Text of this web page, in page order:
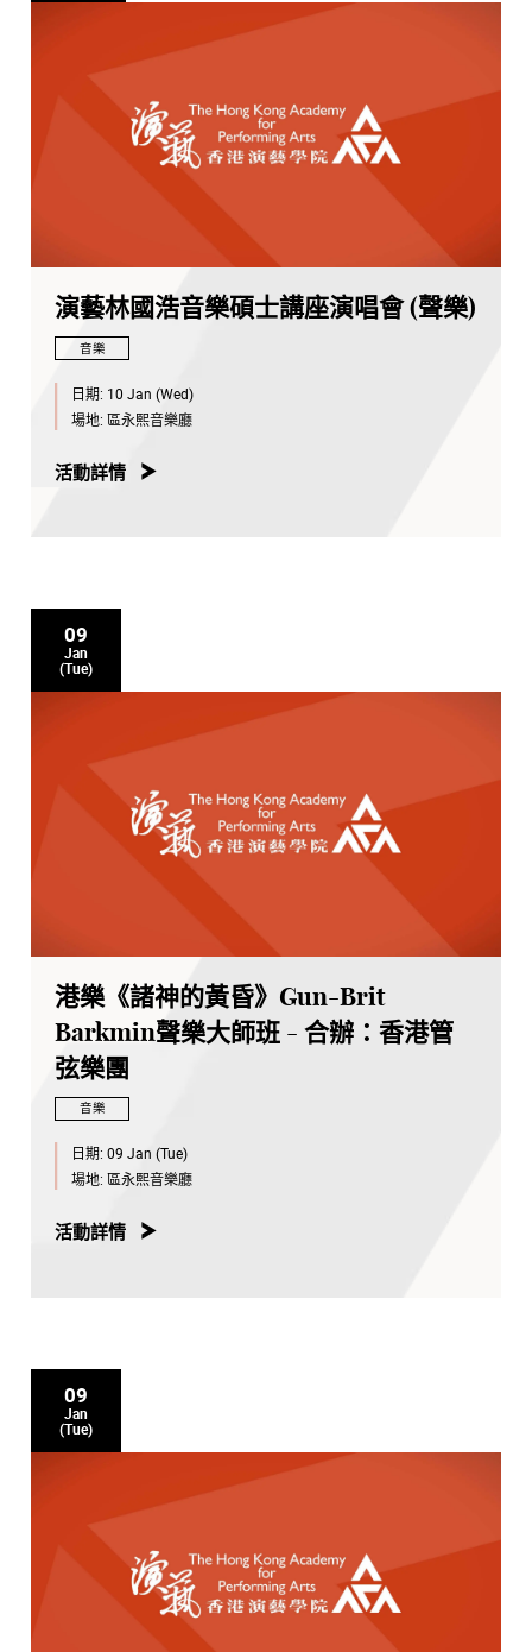
演藝林國浩音樂碩士講座演唱會 (聲樂)
音樂
日期: 10 Jan (Wed)
場地: 區永熙音樂廳
活動詳情
09
Jan
(Tue)
港樂《諸神的黃昏》Gun-Brit
Barkmin聲樂大師班 - 合辦：香港管
弦樂團
音樂
日期: 09 Jan (Tue)
場地: 區永熙音樂廳
活動詳情
09
Jan
(Tue)